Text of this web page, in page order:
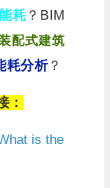
耗 ？BIM
配式建筑
耗分析 ？
：
is the